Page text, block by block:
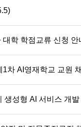
학 학점교류 신청 안
차 AI영재학교 교원
생성형 AI 서비스 개